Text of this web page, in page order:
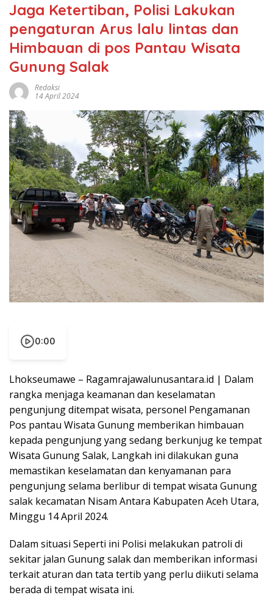
Jaga Ketertiban, Polisi Lakukan
pengaturan Arus lalu lintas dan
Himbauan di pos Pantau Wisata
Gunung Salak
Redaksi
14 April 2024
0:00
Lhokseumawe – Ragamrajawalunusantara.id | Dalam
rangka menjaga keamanan dan keselamatan
pengunjung ditempat wisata, personel Pengamanan
Pos pantau Wisata Gunung memberikan himbauan
kepada pengunjung yang sedang berkunjug ke tempat
Wisata Gunung Salak, Langkah ini dilakukan guna
memastikan keselamatan dan kenyamanan para
pengunjung selama berlibur di tempat wisata Gunung
salak kecamatan Nisam Antara Kabupaten Aceh Utara,
Minggu 14 April 2024.
Dalam situasi Seperti ini Polisi melakukan patroli di
sekitar jalan Gunung salak dan memberikan informasi
terkait aturan dan tata tertib yang perlu diikuti selama
berada di tempat wisata ini.